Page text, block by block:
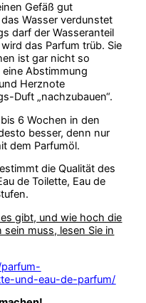
Gefäß gut
Wasser verdunstet
darf der Wasseranteil
das Parfum trüb. Sie
ist gar nicht so
Abstimmung
Herznote
Duft „nachzubauen“.
6 Wochen in den
besser, denn nur
dem Parfumöl.
die Qualität des
de Toilette, Eau de
gibt, und wie hoch die
muss, lesen Sie in
und-eau-de-parfum/